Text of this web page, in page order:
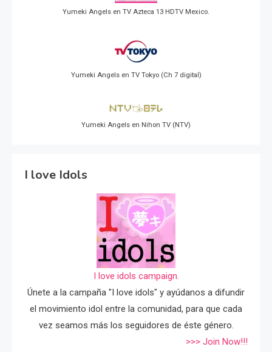
Yumeki Angels en TV Azteca 13 HDTV Mexico.
Yumeki Angels en TV Tokyo (Ch 7 digital)
Yumeki Angels en Nihon TV (NTV)
I love Idols
I love idols campaign.
Únete a la campaña "I love idols" y ayúdanos a difundir
el movimiento idol entre la comunidad, para que cada
vez seamos más los seguidores de éste género.
>>> Join Now!!!